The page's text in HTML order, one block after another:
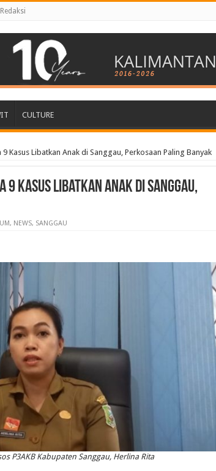
Redaksi
CULTURE
Kasus Libatkan Anak di Sanggau, Perkosaan Paling Banyak
9 Kasus Libatkan Anak di Sanggau,
, NEWS, SANGGAU
P3AKB Kabupaten Sanggau, Herlina Rita